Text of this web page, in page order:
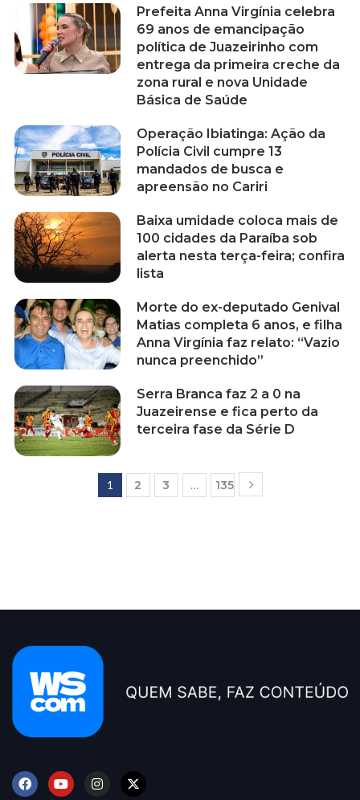
Prefeita Anna Virgínia celebra
69 anos de emancipação
política de Juazeirinho com
entrega da primeira creche da
zona rural e nova Unidade
Básica de Saúde
Operação Ibiatinga: Ação da
Polícia Civil cumpre 13
mandados de busca e
apreensão no Cariri
Baixa umidade coloca mais de
100 cidades da Paraíba sob
alerta nesta terça-feira; confira
lista
Morte do ex-deputado Genival
Matias completa 6 anos, e filha
Anna Virgínia faz relato: “Vazio
nunca preenchido”
Serra Branca faz 2 a 0 na
Juazeirense e fica perto da
terceira fase da Série D
1 2 3 … 135